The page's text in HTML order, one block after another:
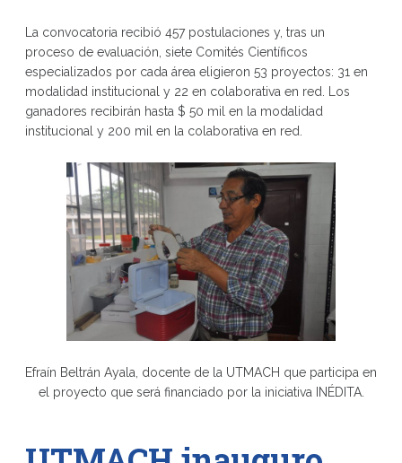
La convocatoria recibió 457 postulaciones y, tras un
proceso de evaluación, siete Comités Científicos
especializados por cada área eligieron 53 proyectos: 31 en
modalidad institucional y 22 en colaborativa en red. Los
ganadores recibirán hasta $ 50 mil en la modalidad
institucional y 200 mil en la colaborativa en red.
Efraín Beltrán Ayala, docente de la UTMACH que participa en
el proyecto que será financiado por la iniciativa INÉDITA.